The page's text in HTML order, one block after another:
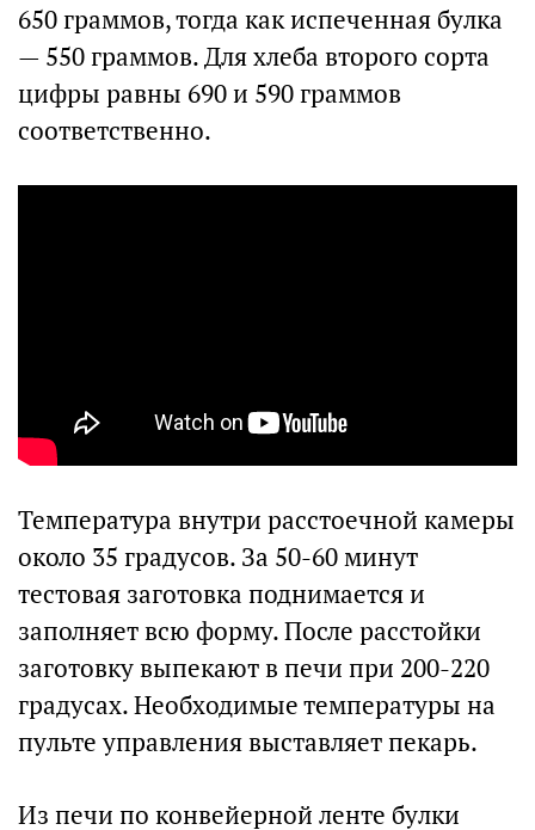
650 граммов, тогда как испеченная булка
— 550 граммов. Для хлеба второго сорта
цифры равны 690 и 590 граммов
соответственно.
Температура внутри расстоечной камеры
около 35 градусов. За 50-60 минут
тестовая заготовка поднимается и
заполняет всю форму. После расстойки
заготовку выпекают в печи при 200-220
градусах. Необходимые температуры на
пульте управления выставляет пекарь.
Из печи по конвейерной ленте булки